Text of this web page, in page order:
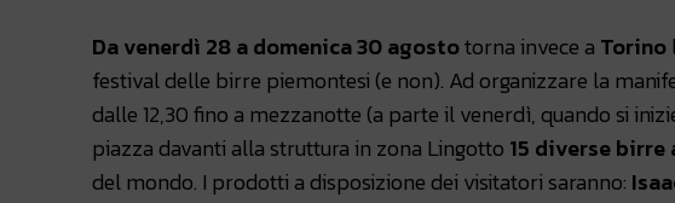
Da venerdì 28 a domenica 30 agostotorna invece a Torino
festival delle birre piemontesi (e non). Ad organizzare la
dalle 12,30 fino a mezzanotte (a parte il venerdì, quando si
piazza davanti alla struttura in zona Lingotto 15 diverse birre
del mondo. I prodotti a disposizione dei visitatori saranno: